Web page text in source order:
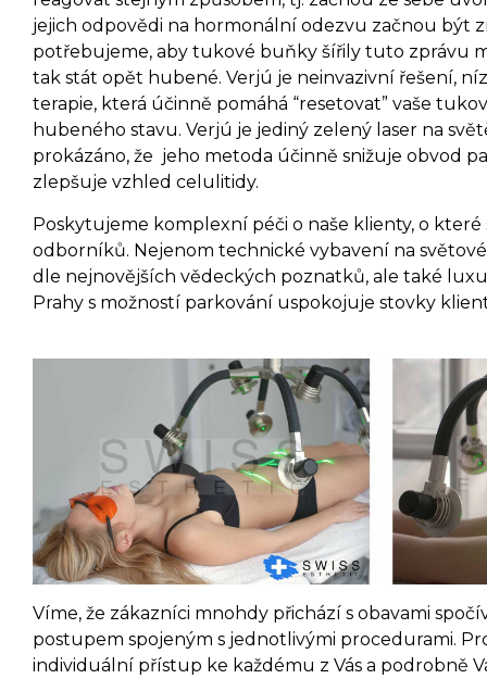
jejich odpovědi na hormonální odezvu začnou být
potřebujeme, aby tukové buňky šířily tuto zprávu
tak stát opět hubené. Verjú je neinvazivní řešení,
terapie, která účinně pomáhá “resetovat” vaše
hubeného stavu. Verjú je jediný zelený laser na
prokázáno, že jeho metoda účinně snižuje obvod
zlepšuje vzhled celulitidy.
Poskytujeme komplexní péči o naše klienty, o které
odborníků. Nejenom technické vybavení na
dle nejnovějších vědeckých poznatků, ale také
Prahy s možností parkování uspokojuje stovky
Víme, že zákazníci mnohdy přichází s obavami
postupem spojeným s jednotlivými procedurami.
individuální přístup ke každému z Vás a podrobně